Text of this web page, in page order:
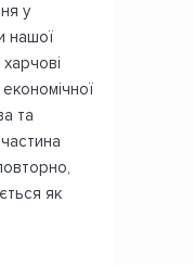
у
нашої
та
як